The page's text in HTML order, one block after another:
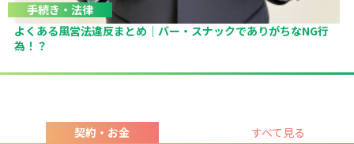
手続き・法律
よくある風営法違反まとめ｜バー・スナックでありがちなNG行
為！？
契約・お金 すべて見る